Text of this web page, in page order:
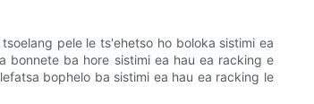
pele le ts'ehetso ho boloka sistimi ea
bonnete ba hore sistimi ea hau ea racking e
bophelo ba sistimi ea hau ea racking le